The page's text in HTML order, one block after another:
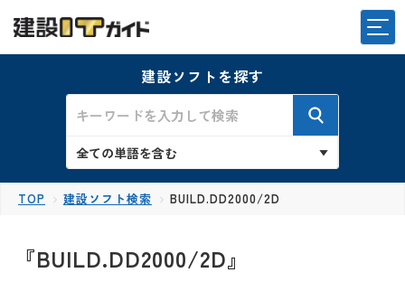
建設ソフトを探す
TOP 建設ソフト検索 BUILD.DD2000/2D
『BUILD.DD2000/2D』